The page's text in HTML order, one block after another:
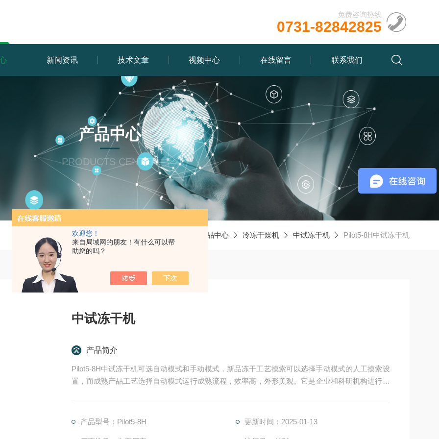
欢迎您！
来自局域网的朋友！有什么可以帮
助您的吗？
免费咨询热线
0731-82842825
新闻资讯 技术文章 视频中心 在线留言 联系我们
产品中心
PRODUCTS CENTER
产品中心 冷冻干燥机 中试冻干机 Pilot5-8H中试冻干机
中试冻干机
产品简介
Pilot5-8H中试冻干机可选自动模式和手动模式，新品冻干工艺摸索可以选择手动模式的人工摸索设
置，而成熟产品工艺选择自动模式运行成熟流程，效率高，外形美观。它是企业和科研机构进行中
产品型号：Pilot5-8H 更新时间：2025-01-13